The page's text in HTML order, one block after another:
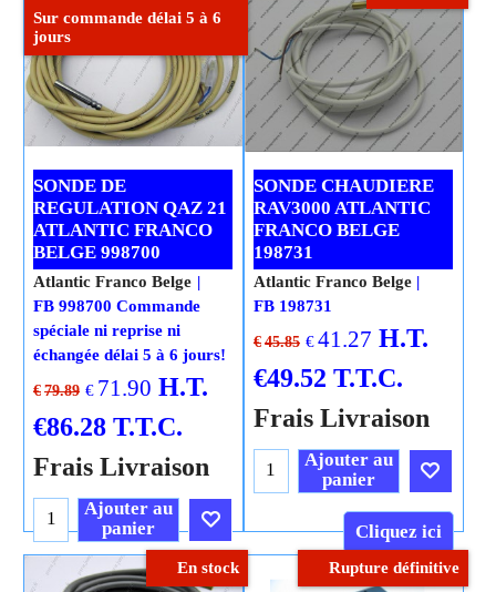
Sur commande délai 5 à 6
jours
SONDE DE
REGULATION QAZ 21
ATLANTIC FRANCO
BELGE 998700
€ 79.89 € 71.90 H.T.
€86.28 T.T.C.
Frais Livraison
Atlantic Franco Belge
FB 998700 Commande
spéciale ni reprise ni
échangée délai 5 à 6 jours!
Ajouter au
panier
Cliquez ici
SONDE CHAUDIERE
RAV3000 ATLANTIC
FRANCO BELGE
198731
€ 45.85 €41.27 H.T.
€49.52 T.T.C.
Frais Livraison
Atlantic Franco Belge
FB 198731
Ajouter au
panier
Cliquez ici
En stock Rupture définitive